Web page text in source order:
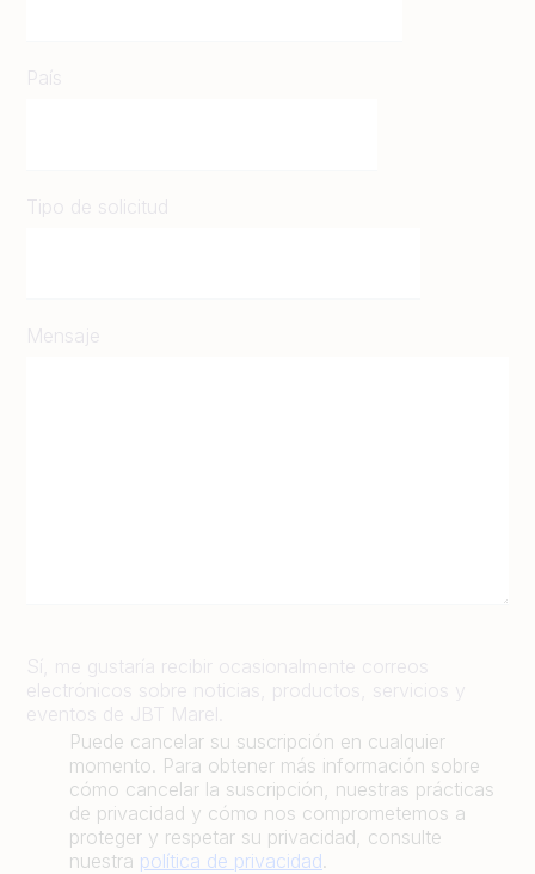
País
Tipo de solicitud
Mensaje
Sí, me gustaría recibir ocasionalmente correos
electrónicos sobre noticias, productos, servicios y
eventos de JBT Marel.
Puede cancelar su suscripción en cualquier
momento. Para obtener más información sobre
cómo cancelar la suscripción, nuestras prácticas
de privacidad y cómo nos comprometemos a
proteger y respetar su privacidad, consulte
nuestra política de privacidad.